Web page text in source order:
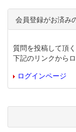
会員登録がお済み
質問を投稿して頂
下記のリンクから
ログインページ